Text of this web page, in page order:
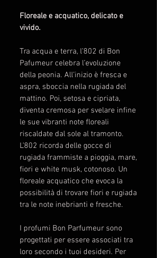
Floreale e acquatico, delicato e
vivido.
Tra acqua e terra, l’802 di Bon
Pafumeur celebra l’evoluzione
della peonia. All’inizio è fresca e
aspra, sboccia nella rugiada del
mattino. Poi, setosa e cipriata,
diventa cremosa per svelare infine
le sue vibranti note floreali
riscaldate dal sole al tramonto.
L’802 ricorda delle gocce di
rugiada frammiste a pioggia, mare,
fiori e white musk, cotonoso. Un
floreale acquatico che evoca la
possibilità di trovare fiori e rugiada
tra le note inebrianti e fresche.
I profumi Bon Parfumeur sono
progettati per essere associati tra
loro secondo i tuoi desideri. Per